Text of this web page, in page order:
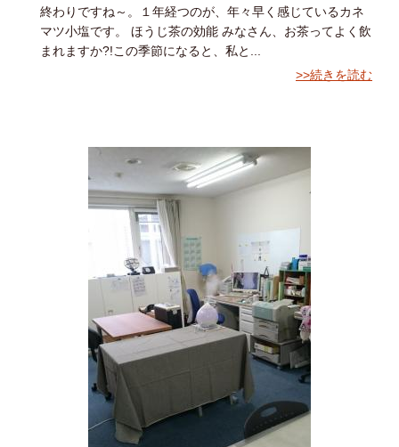
終わりですね～。１年経つのが、年々早く感じているカネ
マツ小塩です。 ほうじ茶の効能 みなさん、お茶ってよく飲
まれますか?!この季節になると、私と...
>>続きを読む